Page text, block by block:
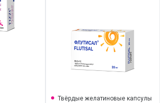
Твёрдые желатиновые капсулы